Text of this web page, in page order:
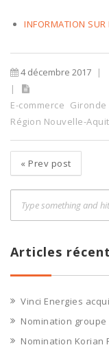
INFORMATION SUR
4 décembre 2017
E-commerce Gironde
Région Nouvelle-
« Prev post
Articles
Vinci Energies
Nomination groupe
Nomination Korian